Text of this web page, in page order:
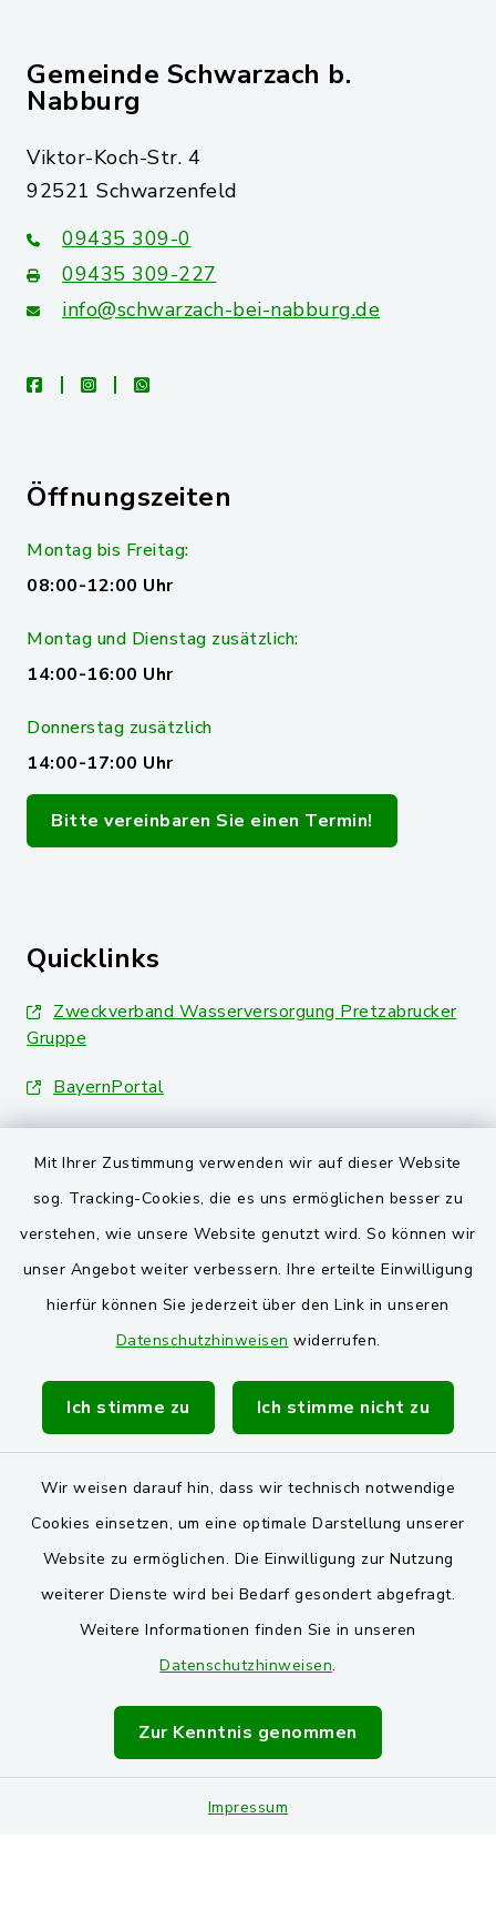
Mit Ihrer Zustimmung verwenden wir auf dieser Website
sog. Tracking-Cookies, die es uns ermöglichen besser zu
verstehen, wie unsere Website genutzt wird. So können wir
unser Angebot weiter verbessern. Ihre erteilte Einwilligung
hierfür können Sie jederzeit über den Link in unseren
Datenschutzhinweisen widerrufen.
Ich stimme zu Ich stimme nicht zu
Wir weisen darauf hin, dass wir technisch notwendige
Cookies einsetzen, um eine optimale Darstellung unserer
Website zu ermöglichen. Die Einwilligung zur Nutzung
weiterer Dienste wird bei Bedarf gesondert abgefragt.
Weitere Informationen finden Sie in unseren
Datenschutzhinweisen.
Zur Kenntnis genommen
Impressum
Gemeinde Schwarzach b.
Nabburg
Viktor-Koch-Str. 4
92521 Schwarzenfeld
09435 309-0
09435 309-227
info@schwarzach-bei-nabburg.de
facebookinstagramwhatsapp
Öffnungszeiten
Montag bis Freitag:
08:00-12:00 Uhr
Montag und Dienstag zusätzlich:
14:00-16:00 Uhr
Donnerstag zusätzlich
14:00-17:00 Uhr
Bitte vereinbaren Sie einen Termin!
Quicklinks
Zweckverband Wasserversorgung Pretzabrucker
Gruppe
BayernPortal
Landkreis Schwandorf
VG und Gemeinden
Markt Schwarzenfeld
Gemeinde Stulln
Verwaltungsgemeinschaft Schwarzenfeld
Barrierefreiheit
Impressum
Sitemap